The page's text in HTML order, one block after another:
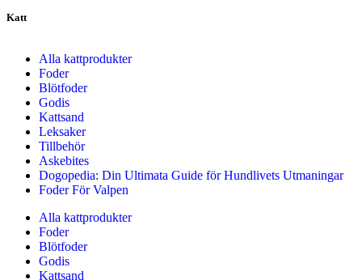
Katt
Alla kattprodukter
Foder
Blötfoder
Godis
Kattsand
Leksaker
Tillbehör
Askebites
Dogopedia: Din Ultimata Guide för Hundlivets Utmaningar
Foder För Valpen
Alla kattprodukter
Foder
Blötfoder
Godis
Kattsand